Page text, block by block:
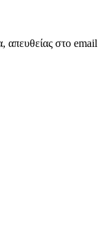
απευθείας στο email